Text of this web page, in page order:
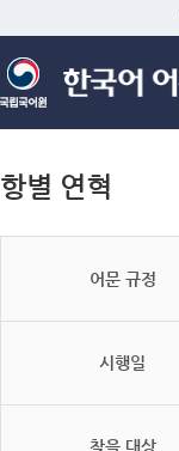
항별 연혁
어문 규정
시행일
찾을 대상